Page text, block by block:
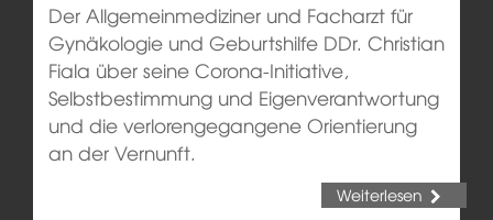
Der Allgemeinmediziner und Facharzt für
Gynäkologie und Geburtshilfe DDr. Christian
Fiala über seine Corona-Initiative,
Selbstbestimmung und Eigenverantwortung
und die verlorengegangene Orientierung
an der Vernunft.
Weiterlesen